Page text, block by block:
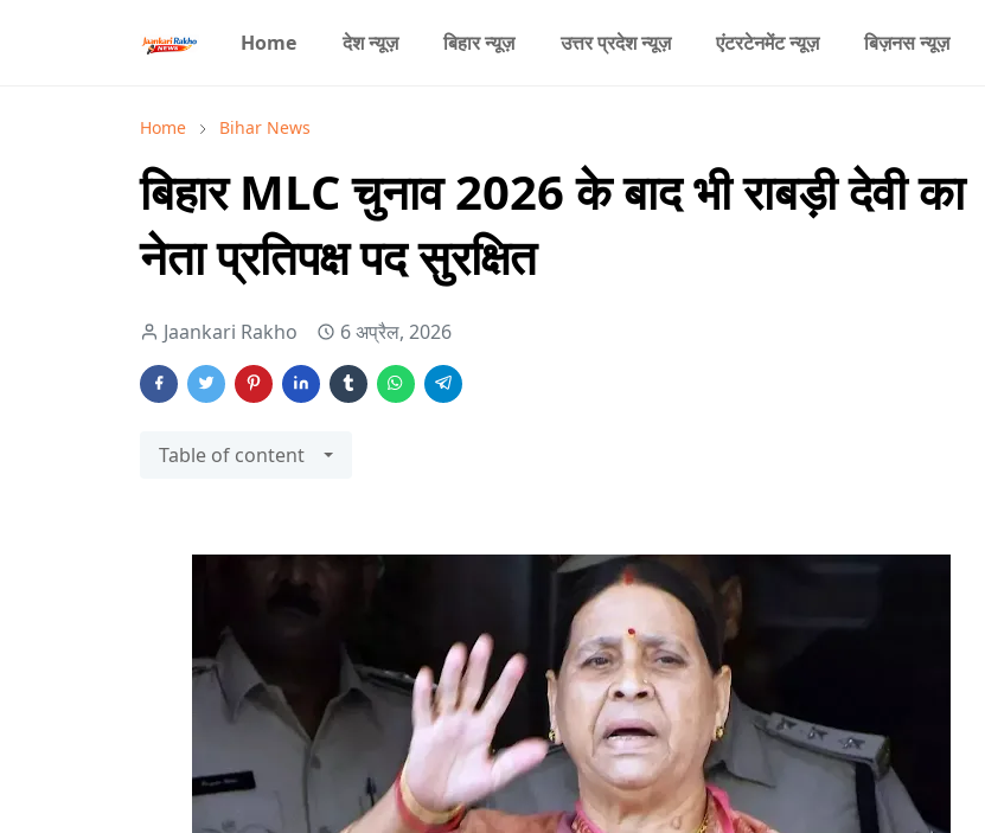
Home देश न्यूज़ बिहार न्यूज़ उत्तर प्रदेश न्यूज़ एंटरटेनमेंट न्यूज़ बिज़नस न्यूज़
Home Bihar News
बिहार MLC चुनाव 2026 के बाद भी राबड़ी देवी का
नेता प्रतिपक्ष पद सुरक्षित
Jaankari Rakho 6 अप्रैल, 2026
Table of content